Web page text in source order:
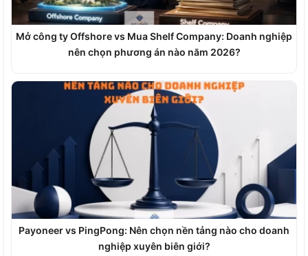
Mở công ty Offshore vs Mua Shelf Company: Doanh nghiệp
nên chọn phương án nào năm 2026?
Payoneer vs PingPong: Nên chọn nền tảng nào cho doanh
nghiệp xuyên biên giới?